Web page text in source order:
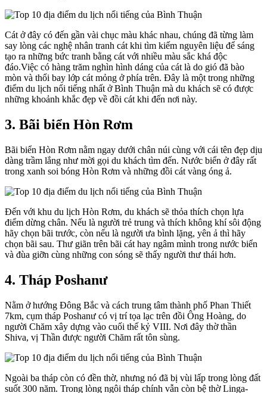
Cát ở đây có đến gần vài chục màu khác nhau, chúng đã từng làm
say lòng các nghệ nhân tranh cát khi tìm kiếm nguyên liệu để sáng
tạo ra những bức tranh bằng cát với nhiều màu sắc khá độc
đáo.Việc có hàng trăm nghìn hình dáng của cát là do gió đã bào
mòn và thổi bay lớp cát mỏng ở phía trên. Đây là một trong những
điểm du lịch nổi tiếng nhất ở Bình Thuận mà du khách sẽ có được
những khoảnh khắc đẹp về đồi cát khi đến nơi này.
3. Bãi biển Hòn Rơm
Bãi biển Hòn Rơm nằm ngay dưới chân núi cùng với cái tên đẹp dịu
dàng trầm lắng như mời gọi du khách tìm đến. Nước biển ở đây rất
trong xanh soi bóng Hòn Rơm và những đồi cát vàng óng ả.
Đến với khu du lịch Hòn Rơm, du khách sẽ thỏa thích chọn lựa
điểm dừng chân. Nếu là người trẻ trung và thích không khí sôi động
hãy chọn bãi trước, còn nếu là người ưa bình lặng, yên ả thì hãy
chọn bãi sau. Thư giãn trên bãi cát hay ngâm mình trong nước biển
và đùa giỡn cùng những con sóng sẽ thấy người thư thái hơn.
4. Tháp Poshanư
Nằm ở hướng Đông Bắc và cách trung tâm thành phố Phan Thiết
7km, cụm tháp Poshanư có vị trí tọa lạc trên đồi Ông Hoàng, do
người Chăm xây dựng vào cuối thế kỷ VIII. Nơi đây thờ thần
Shiva, vị Thần được người Chăm rất tôn sùng.
Ngoài ba tháp còn có đền thờ, nhưng nó đã bị vùi lấp trong lòng đất
suốt 300 năm. Trong lòng ngôi tháp chính vẫn còn bệ thờ Linga-